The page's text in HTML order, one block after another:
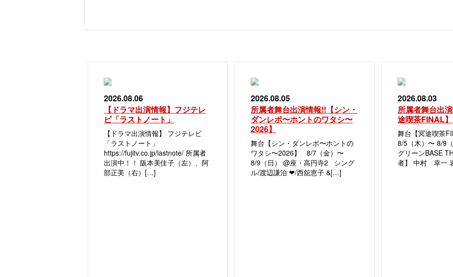
2026.08.06
【ドラマ出演情報】フジテレ
ビ「ラストノート」
【ドラマ出演情報】 フジテレビ
「ラストノート」
https://fujitv.co.jp/lastnote/ 所属者
出演中！！ 阪本美佳子（左）、阿
部正美（右）[…]
2026.08.05
所属者舞台出演情報!!【シン・
ダンレボ〜ホントのワタシ〜
2026】
舞台【シン・ダンレボ〜ホントの
ワタシ〜2026】 8/7（金）〜
8/9（日） @座・高円寺2 シング
ル/渡辺謙治 ❤︎/西舘恵子 &[…]
2026.08.03
所属者舞台出
途喫茶FINAL】
舞台【冥途喫茶
8/5（木）〜 8/9
グリーンBASE
者】 中村 幸一